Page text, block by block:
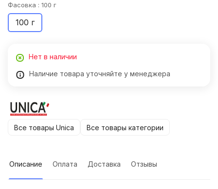
Фасовка : 100 г
100 г
Нет в наличии
Наличие товара уточняйте у менеджера
Все товары Unica Все товары категории
Описание Оплата Доставка Отзывы